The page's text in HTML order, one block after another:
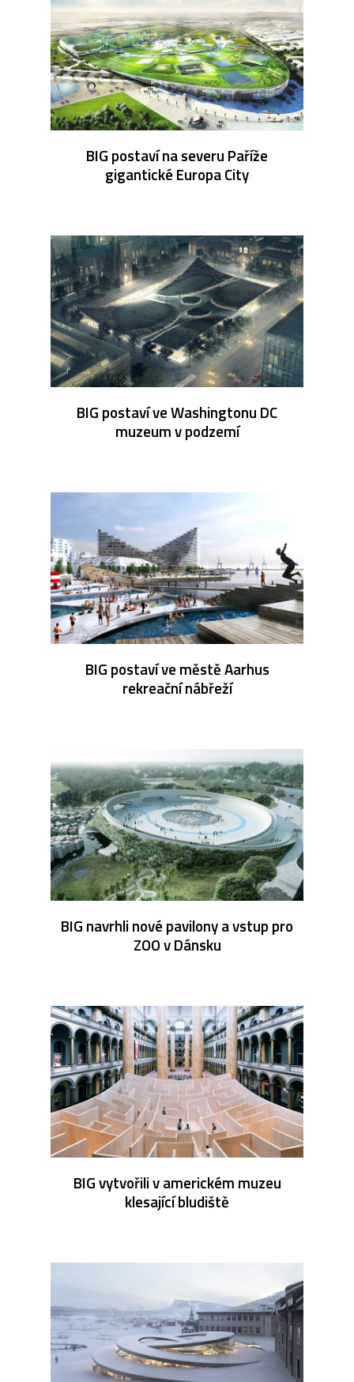
BIG postaví na severu Paříže
gigantické Europa City
BIG postaví ve Washingtonu DC
muzeum v podzemí
BIG postaví ve městě Aarhus
rekreační nábřeží
BIG navrhli nové pavilony a vstup pro
ZOO v Dánsku
BIG vytvořili v americkém muzeu
klesající bludiště